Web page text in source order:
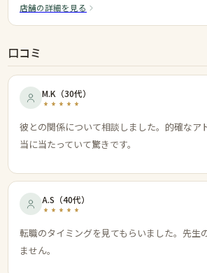
店舗の詳細を見る
口コミ
M.K （30代）
彼との関係について相談しました。的確な
当に当たっていて驚きです。
A.S （40代）
転職のタイミングを見てもらいました。先生
ません。